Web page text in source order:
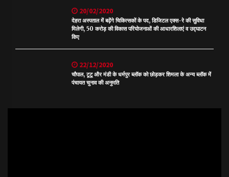
20/02/2020
देहरा अस्पताल में बढ़ेंगे चिकित्सकों के पद, डिजिटल एक्स-रे की सुविधा
मिलेगी, 50 करोड़ की विकास परियोजनाओं की आधारशिलाएं व उद्घाटन
किए
22/12/2020
चौपाल, टूटू और मंडी के धर्मपुर ब्लॉक को छोड़कर शिमला के अन्य ब्लॉक में
पंचायत चुनाव की अनुमति